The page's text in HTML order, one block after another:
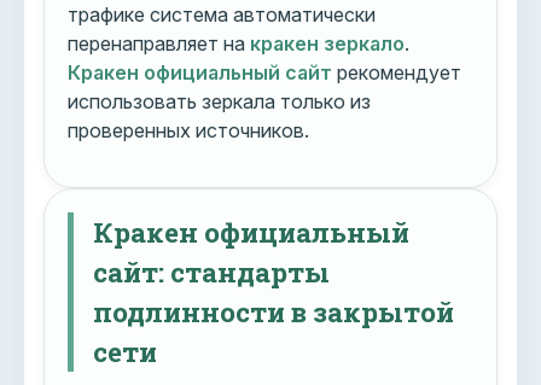
трафике система автоматически
перенаправляет на кракен зеркало.
Кракен официальный сайт рекомендует
использовать зеркала только из
проверенных источников.
Кракен официальный
сайт: стандарты
подлинности в закрытой
сети